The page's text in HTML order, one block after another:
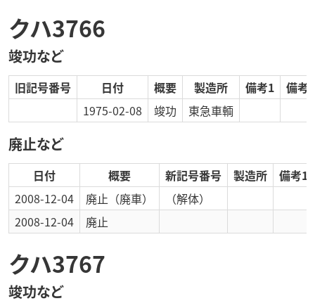
クハ3766
竣功など
旧記号番号 日付 概要 製造所 備考1
備考2
1975-02-08
竣功 東急車輌
廃止など
日付 概要 新記号番号 製造所
備考1
2008-12-04
廃止 （廃車）
（解体）
2008-12-04
廃止
クハ3767
竣功など